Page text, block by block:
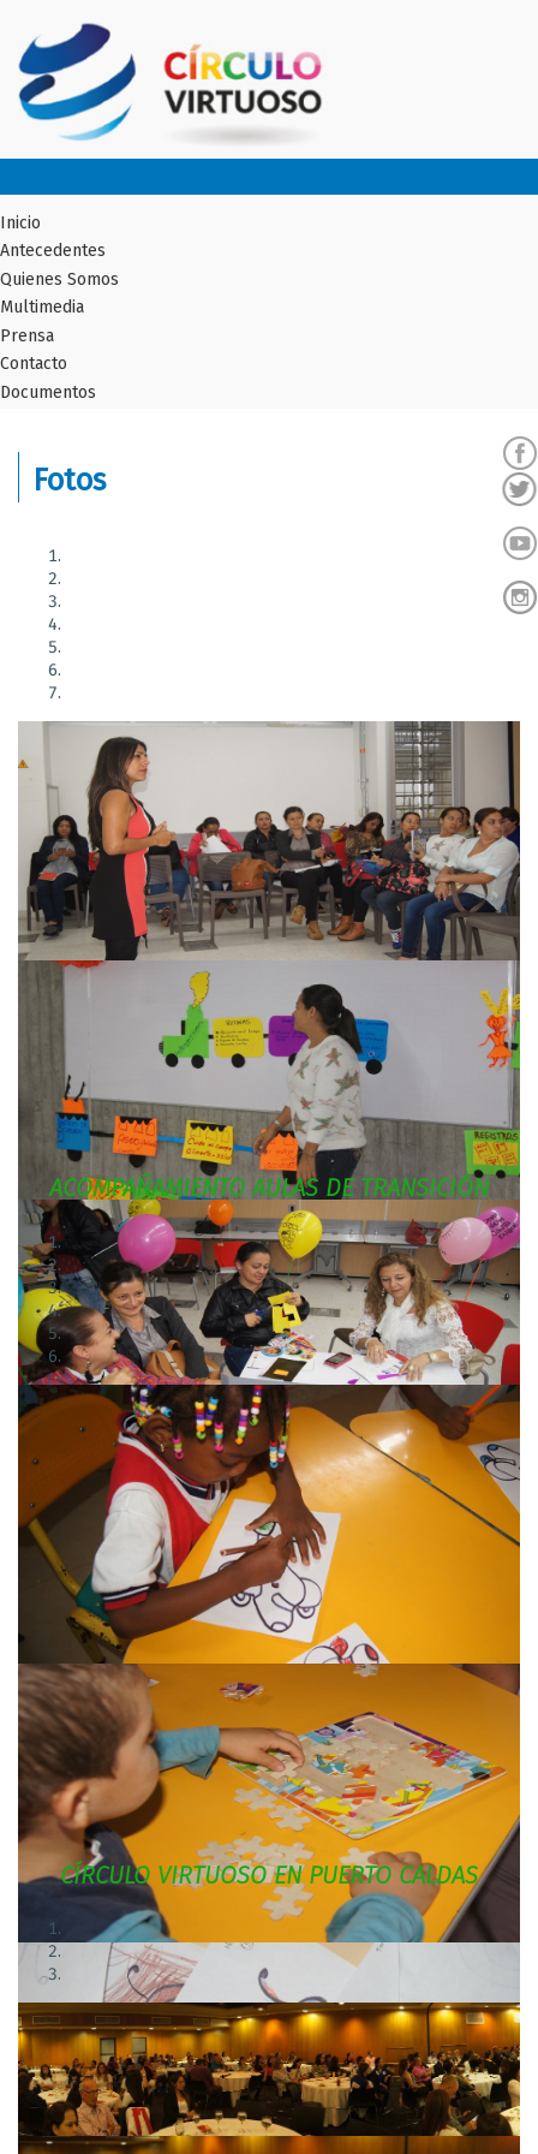
Inicio
Antecedentes
Quienes Somos
Multimedia
Prensa
Contacto
Documentos
Fotos
ACOMPAÑAMIENTO AULAS DE TRANSICIÓN
CÍRCULO VIRTUOSO EN PUERTO CALDAS